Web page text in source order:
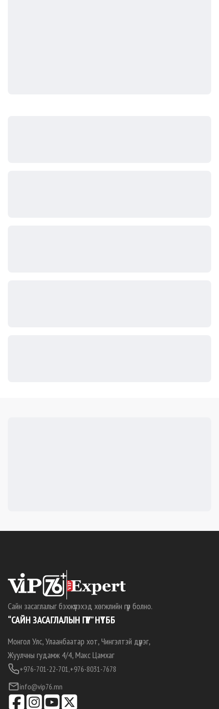
Сайн засаглалыг бэхжүүлэхэд хөгжлийн гүүр болно.
“САЙН ЗАСАГЛАЛЫН ГҮҮР” НҮТББ
Монгол Улс, Улаанбаатар хот, Чингэлтэй дүүрэг,
Жуулчны гудамж 4/4, Макс Цамхаг
+976-701-22-701,+976-8031-7678
info@vip76.mn